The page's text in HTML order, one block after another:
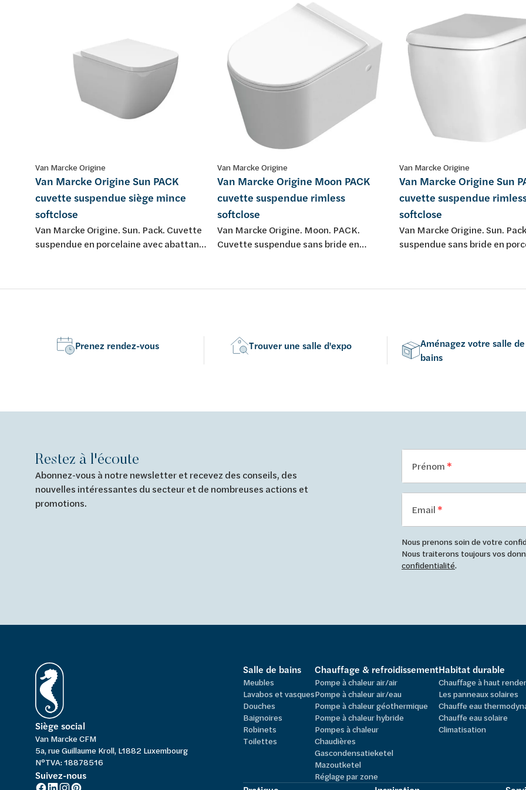
Van Marcke Origine
Van Marcke Origine Sun PACK
cuvette suspendue siège mince
softclose
Van Marcke Origine. Sun. Pack. Cuvette
suspendue en porcelaine avec abattant
Van Marcke Origine
Van Marcke Origine Moon PACK
cuvette suspendue rimless
softclose
Van Marcke Origine. Moon. PACK.
Cuvette suspendue sans bride en
Van Marcke Origine
Van Marcke Origine Sun
cuvette suspendue
softclose
Van Marcke Origine. Sun.
suspendue sans bride en
Prenez rendez-vous Trouver une salle d'expo
Aménagez votre salle de
bains
Restez à l'écoute
Abonnez-vous à notre newsletter et recevez des conseils, des
nouvelles intéressantes du secteur et de nombreuses actions et
promotions.
Prénom
Email
Nous prenons soin de votre
Nous traiterons toujours vos
confidentialité.
Siège social
Van Marcke CFM
5a, rue Guillaume Kroll, L1882 Luxembourg
N°TVA: 18878516
Suivez-nous
Salle de bains
Meubles
Lavabos et vasques
Douches
Baignoires
Robinets
Toilettes
Chauffage & refroidissement
Pompe à chaleur air/air
Pompe à chaleur air/eau
Pompe à chaleur géothermique
Pompe à chaleur hybride
Pompes à chaleur
Chaudières
Gascondensatieketel
Mazoutketel
Réglage par zone
Habitat durable
Chauffage à haut
Les panneaux solaires
Chauffe eau
Chauffe eau solaire
Climatisation